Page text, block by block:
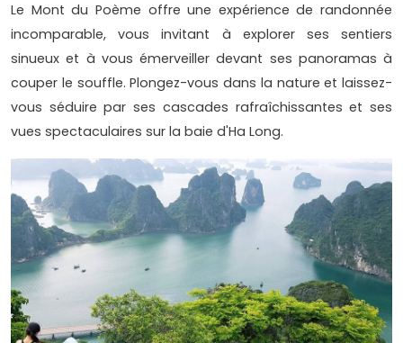
Le Mont du Poème offre une expérience de randonnée
incomparable, vous invitant à explorer ses sentiers
sinueux et à vous émerveiller devant ses panoramas à
couper le souffle. Plongez-vous dans la nature et laissez-
vous séduire par ses cascades rafraîchissantes et ses
vues spectaculaires sur la baie d'Ha Long.